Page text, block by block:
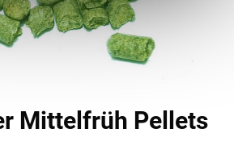
Mittelfrüh Pellets